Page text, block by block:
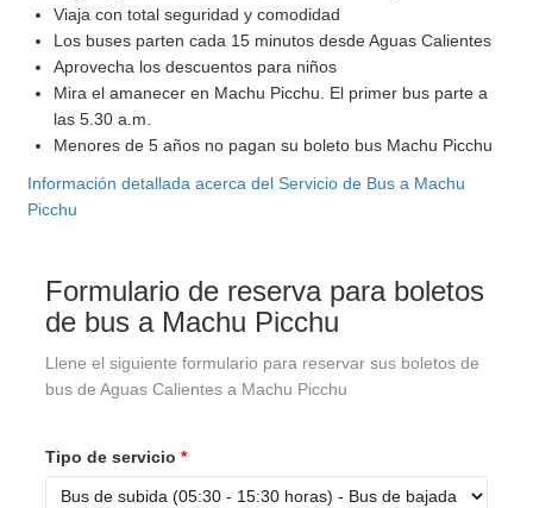
Viaja con total seguridad y comodidad
Los buses parten cada 15 minutos desde Aguas Calientes
Aprovecha los descuentos para niños
Mira el amanecer en Machu Picchu. El primer bus parte a
las 5.30 a.m.
Menores de 5 años no pagan su boleto bus Machu Picchu
Información detallada acerca del Servicio de Bus a Machu
Picchu
Formulario de reserva para boletos
de bus a Machu Picchu
Llene el siguiente formulario para reservar sus boletos de
bus de Aguas Calientes a Machu Picchu
Tipo de servicio *